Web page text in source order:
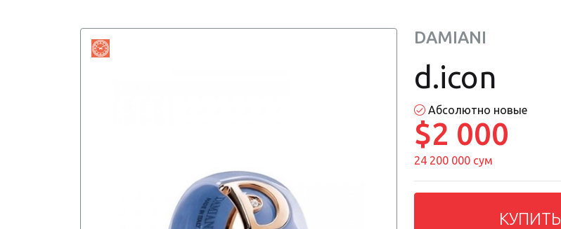
DAMIANI
d.icon
Абсолютно новые
$2 000
24 200 000 сум
КУПИТЬ